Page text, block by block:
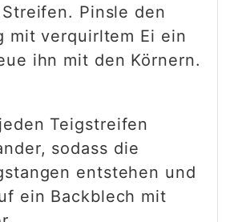
Pinsle den
mit verquirltem Ei ein
ihn mit den Körnern.
Teigstreifen
sodass die
entstehen und
ein Backblech mit